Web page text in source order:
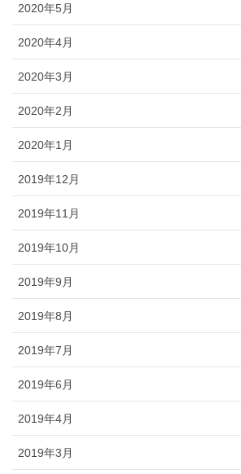
2020年5月
2020年4月
2020年3月
2020年2月
2020年1月
2019年12月
2019年11月
2019年10月
2019年9月
2019年8月
2019年7月
2019年6月
2019年4月
2019年3月